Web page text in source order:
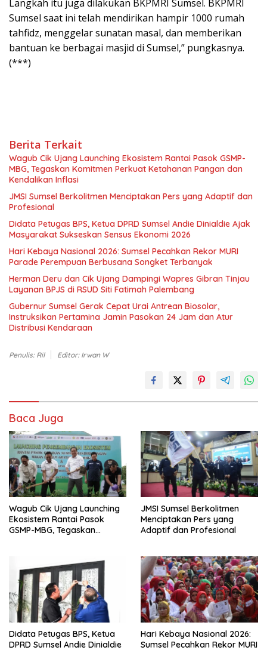
Langkah itu juga dilakukan BKPMRI Sumsel. BKPMRI
Sumsel saat ini telah mendirikan hampir 1000 rumah
tahfidz, menggelar sunatan masal, dan memberikan
bantuan ke berbagai masjid di Sumsel,” pungkasnya.
(***)
Berita Terkait
Wagub Cik Ujang Launching Ekosistem Rantai Pasok GSMP-
MBG, Tegaskan Komitmen Perkuat Ketahanan Pangan dan
Kendalikan Inflasi
JMSI Sumsel Berkolitmen Menciptakan Pers yang Adaptif dan
Profesional
Didata Petugas BPS, Ketua DPRD Sumsel Andie Dinialdie Ajak
Masyarakat Sukseskan Sensus Ekonomi 2026
Hari Kebaya Nasional 2026: Sumsel Pecahkan Rekor MURI
Parade Perempuan Berbusana Songket Terbanyak
Herman Deru dan Cik Ujang Dampingi Wapres Gibran Tinjau
Layanan BPJS di RSUD Siti Fatimah Palembang
Gubernur Sumsel Gerak Cepat Urai Antrean Biosolar,
Instruksikan Pertamina Jamin Pasokan 24 Jam dan Atur
Distribusi Kendaraan
Penulis: Ril Editor: Irwan W
Baca Juga
Wagub Cik Ujang Launching
Ekosistem Rantai Pasok
GSMP-MBG, Tegaskan
Kendalikan Inflasi
JMSI Sumsel Berkolitmen
Menciptakan Pers yang
Adaptif dan Profesional
Didata Petugas BPS, Ketua
DPRD Sumsel Andie Dinialdie
Hari Kebaya Nasional 2026:
Sumsel Pecahkan Rekor MURI